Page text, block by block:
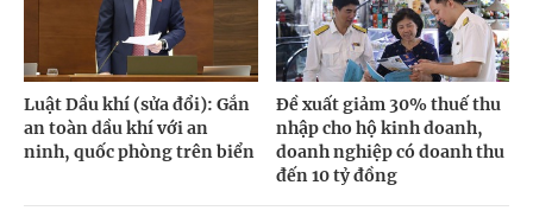
Luật Dầu khí (sửa đổi): Gắn
an toàn dầu khí với an
ninh, quốc phòng trên biển
Đề xuất giảm 30% thuế thu
nhập cho hộ kinh doanh,
doanh nghiệp có doanh thu
đến 10 tỷ đồng